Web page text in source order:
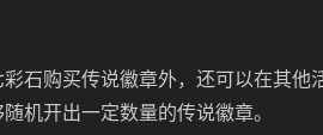
石购买传说徽章外，还可以在其
机开出一定数量的传说徽章。